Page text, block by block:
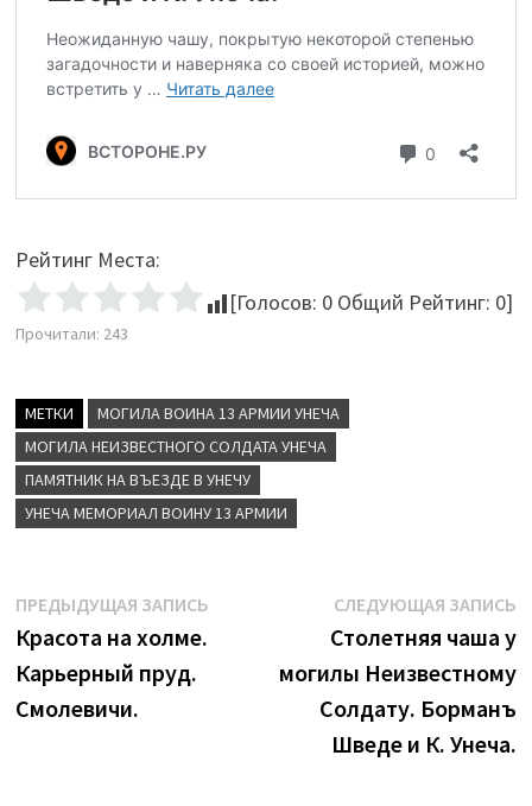
Рейтинг Места:
[Голосов: 0Общий Рейтинг: 0]
Прочитали: 243
МЕТКИ
МОГИЛА ВОИНА 13 АРМИИ УНЕЧА
МОГИЛА НЕИЗВЕСТНОГО СОЛДАТА УНЕЧА
ПАМЯТНИК НА ВЪЕЗДЕ В УНЕЧУ
УНЕЧА МЕМОРИАЛ ВОИНУ 13 АРМИИ
Навигация
по
записям
ПРЕДЫДУЩАЯ ЗАПИСЬПредыдущая
Красота на холме.
Карьерный пруд.
Смолевичи.
СЛЕДУЮЩАЯ ЗАПИСЬ
Столетняя чаша у
могилы Неизвестному
Солдату. Борманъ
Шведе и К. Унеча.